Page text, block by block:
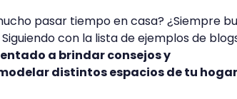
pasar tiempo en casa? ¿Siempre
con la lista de ejemplos de
a brindar consejos y
distintos espacios de tu